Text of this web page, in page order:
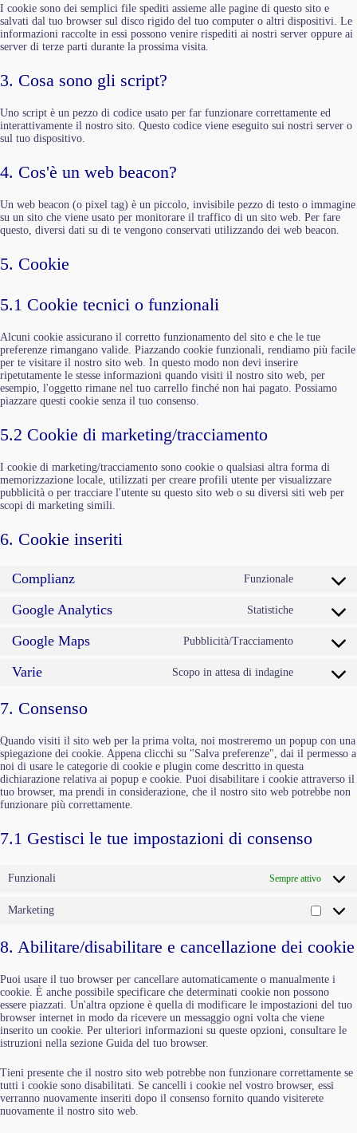
I cookie sono dei semplici file spediti assieme alle pagine di questo sito e
salvati dal tuo browser sul disco rigido del tuo computer o altri dispositivi. Le
informazioni raccolte in essi possono venire rispediti ai nostri server oppure ai
server di terze parti durante la prossima visita.
3. Cosa sono gli script?
Uno script è un pezzo di codice usato per far funzionare correttamente ed
interattivamente il nostro sito. Questo codice viene eseguito sui nostri server o
sul tuo dispositivo.
4. Cos'è un web beacon?
Un web beacon (o pixel tag) è un piccolo, invisibile pezzo di testo o immagine
su un sito che viene usato per monitorare il traffico di un sito web. Per fare
questo, diversi dati su di te vengono conservati utilizzando dei web beacon.
5. Cookie
5.1 Cookie tecnici o funzionali
Alcuni cookie assicurano il corretto funzionamento del sito e che le tue
preferenze rimangano valide. Piazzando cookie funzionali, rendiamo più facile
per te visitare il nostro sito web. In questo modo non devi inserire
ripetutamente le stesse informazioni quando visiti il nostro sito web, per
esempio, l'oggetto rimane nel tuo carrello finché non hai pagato. Possiamo
piazzare questi cookie senza il tuo consenso.
5.2 Cookie di marketing/tracciamento
I cookie di marketing/tracciamento sono cookie o qualsiasi altra forma di
memorizzazione locale, utilizzati per creare profili utente per visualizzare
pubblicità o per tracciare l'utente su questo sito web o su diversi siti web per
scopi di marketing simili.
6. Cookie inseriti
Complianz Funzionale
Consent
service
Google Analytics Statistiche
Consent
service
Google Maps Pubblicità/Tracciamento
Consent
service
Varie Scopo in attesa di indagine
Consent
7. Consenso
Quando visiti il sito web per la prima volta, noi mostreremo un popup con una
spiegazione dei cookie. Appena clicchi su "Salva preferenze", dai il permesso a
noi di usare le categorie di cookie e plugin come descritto in questa
dichiarazione relativa ai popup e cookie. Puoi disabilitare i cookie attraverso il
tuo browser, ma prendi in considerazione, che il nostro sito web potrebbe non
funzionare più correttamente.
7.1 Gestisci le tue impostazioni di consenso
Funzionali Sempre attivo
Marketing
8. Abilitare/disabilitare e cancellazione dei cookie
Puoi usare il tuo browser per cancellare automaticamente o manualmente i
cookie. È anche possibile specificare che determinati cookie non possono
essere piazzati. Un'altra opzione è quella di modificare le impostazioni del tuo
browser internet in modo da ricevere un messaggio ogni volta che viene
inserito un cookie. Per ulteriori informazioni su queste opzioni, consultare le
istruzioni nella sezione Guida del tuo browser.
Tieni presente che il nostro sito web potrebbe non funzionare correttamente se
tutti i cookie sono disabilitati. Se cancelli i cookie nel vostro browser, essi
verranno nuovamente inseriti dopo il consenso fornito quando visiterete
nuovamente il nostro sito web.